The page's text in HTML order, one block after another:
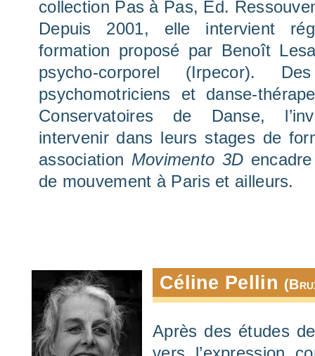
collection Pas à Pas, Ed.
Depuis 2001, elle intervient
formation proposé par Benoît
psycho-corporel (Irpecor).
psychomotriciens et danse-
Conservatoires de Danse,
intervenir dans leurs stages de
association Movimento 3D
de mouvement à Paris et ailleurs.
Céline Pellin
Après des études